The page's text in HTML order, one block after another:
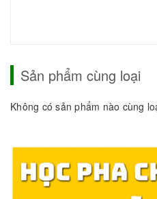
Sản phẩm cùng loại
Không có sản phẩm nào cùng